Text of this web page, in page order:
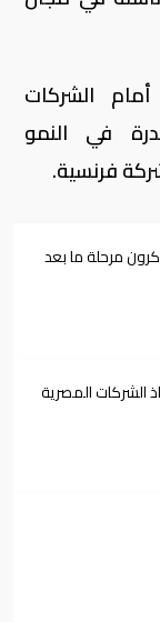
الشركات
في النمو
مرحلة ما بعد
الشركات المصرية